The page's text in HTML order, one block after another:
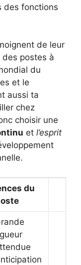
des fonctions
de leur
des postes à
du
et le
aussi ta
chez
choisir une
et l’esprit
du